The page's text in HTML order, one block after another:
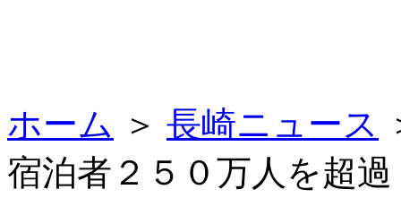
ホーム ＞ 長崎ニュース
宿泊者２５０万人を超